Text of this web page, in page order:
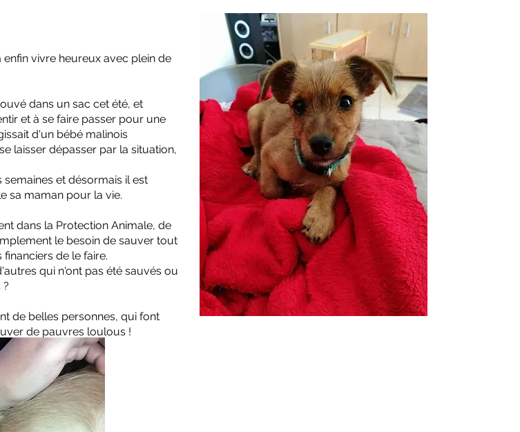
vivre heureux avec plein de
dans un sac cet été, et
et à se faire passer pour une
d'un bébé malinois
laisser dépasser par la situation,
et désormais il est
sa maman pour la vie.
dans la Protection Animale, de
le besoin de sauver tout
de le faire.
qui n'ont pas été sauvés ou
de belles personnes, qui font
de pauvres loulous !